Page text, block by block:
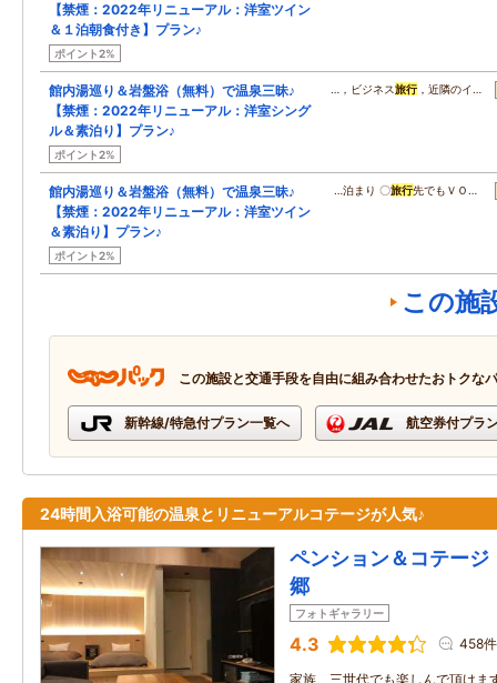
【禁煙：2022年リニューアル：洋室ツイン
＆１泊朝食付き】プラン♪
ポイント2%
館内湯巡り＆岩盤浴（無料）で温泉三昧♪
【禁煙：2022年リニューアル：洋室シング
ル＆素泊り】プラン♪
ポイント2%
…，ビジネス旅行，近隣のイ…
館内湯巡り＆岩盤浴（無料）で温泉三昧♪
【禁煙：2022年リニューアル：洋室ツイン
＆素泊り】プラン♪
ポイント2%
…泊まり 〇旅行先でもＶＯ…
この施
この施設と交通手段を自由に組み合わせたおトクな
新幹線/特急付プラン一覧へ 航空券付プラ
24時間入浴可能の温泉とリニューアルコテージが人気♪
ペンション＆コテー
郷
フォトギャラリー
4.3 458件
家族、三世代でも楽しんで頂け